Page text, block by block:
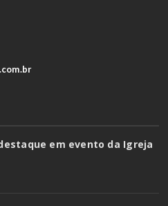
em evento da Igreja